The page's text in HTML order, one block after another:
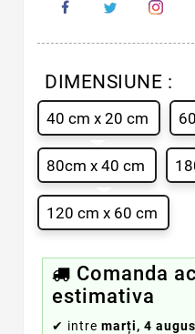
DIMENSIUNE :
40 cm x 20 cm
80cm x 40 cm
120 cm x 60 cm
Comanda
estimativa
✔ intre marți, 4